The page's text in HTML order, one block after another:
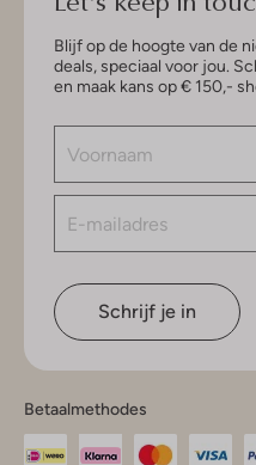
Blijf op de hoogte van de
deals, speciaal voor jou.
en maak kans op € 150,-
Schrijf je in
Betaalmethodes